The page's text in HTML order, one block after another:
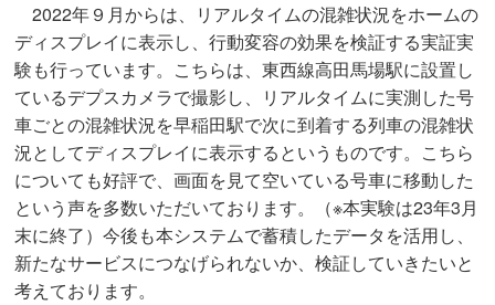
2022年９月からは、リアルタイムの混雑状況をホームの
ディスプレイに表示し、行動変容の効果を検証する実証実
験も行っています。こちらは、東西線高田馬場駅に設置し
ているデプスカメラで撮影し、リアルタイムに実測した号
車ごとの混雑状況を早稲田駅で次に到着する列車の混雑状
況としてディスプレイに表示するというものです。こちら
についても好評で、画面を見て空いている号車に移動した
という声を多数いただいております。（※本実験は23年3月
末に終了）今後も本システムで蓄積したデータを活用し、
新たなサービスにつなげられないか、検証していきたいと
考えております。